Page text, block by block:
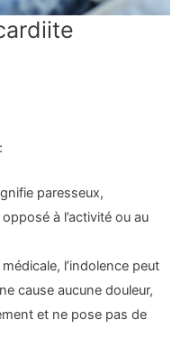
paresseux,
à l’activité ou au
l’indolence peut
cause aucune douleur,
et ne pose pas de